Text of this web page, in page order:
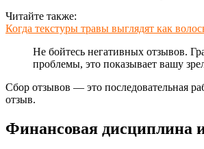
Читайте также:
Когда текстуры травы выглядят как
Не бойтесь негативных отзывов.
проблемы, это показывает вашу
Сбор отзывов — это последовательная
отзыв.
Финансовая дисциплина